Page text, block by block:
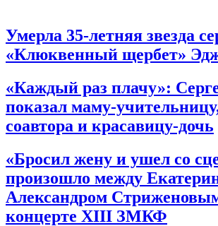
Умерла 35-летняя звезда
«Клюквенный щербет»
«Каждый раз плачу»:
показал маму-
соавтора и красавицу-дочь
«Бросил жену и ушел со
произошло между
Александром
концерте XIII ЗМКФ